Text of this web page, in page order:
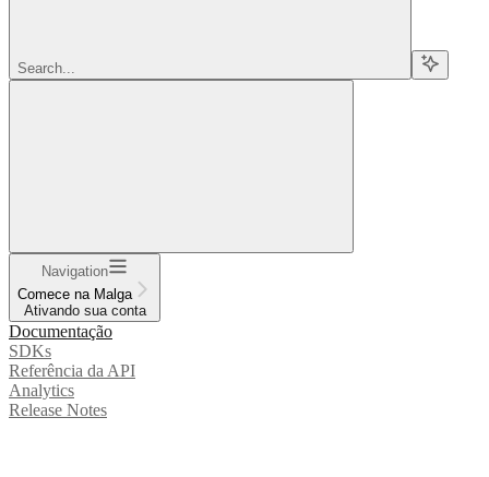
Search...
Navigation
Comece na Malga
Ativando sua conta
Documentação
SDKs
Referência da API
Analytics
Release Notes